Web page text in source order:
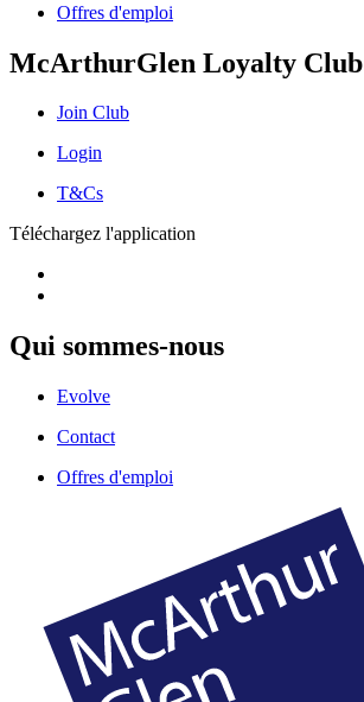
Offres d'emploi
McArthurGlen Loyalty Club
Join Club
Login
T&Cs
Téléchargez l'application
Qui sommes-nous
Evolve
Contact
Offres d'emploi